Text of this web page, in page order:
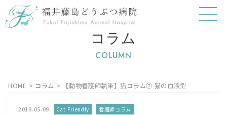
コラム
COLUMN
HOME > コラム > 【動物看護師執筆】猫コラム⑦ 猫の血液型
2019.05.09 Cat Friendly 看護師コラム